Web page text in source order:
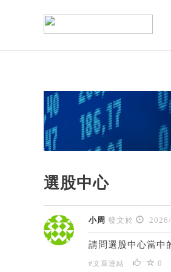
選股中心
小周 發文於
請問選股中心當中
#文章連結 0